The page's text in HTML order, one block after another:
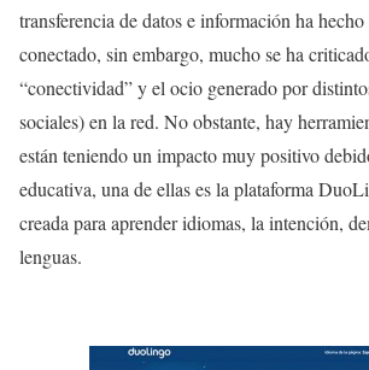
transferencia de datos e información ha
conectado, sin embargo, mucho se ha
“conectividad” y el ocio generado por
sociales) en la red. No obstante, hay
están teniendo un impacto muy positivo
educativa, una de ellas es la plataforma
creada para aprender idiomas, la intención,
lenguas.